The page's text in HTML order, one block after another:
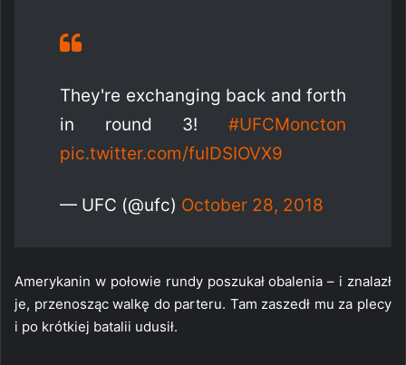
They're exchanging back and forth
in round 3! #UFCMoncton
pic.twitter.com/fuIDSIOVX9
— UFC (@ufc) October 28, 2018
Amerykanin w połowie rundy poszukał obalenia – i znalazł
je, przenosząc walkę do parteru. Tam zaszedł mu za plecy
i po krótkiej batalii udusił.